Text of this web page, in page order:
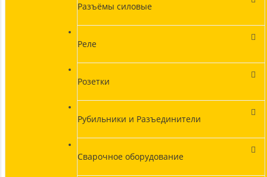
Разъёмы силовые
Реле
Розетки
Рубильники и Разъединители
Сварочное оборудование